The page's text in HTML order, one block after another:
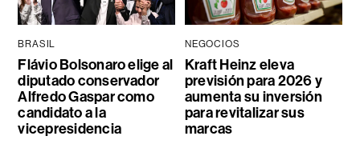
BRASIL
Flávio Bolsonaro elige al
diputado conservador
Alfredo Gaspar como
candidato a la
vicepresidencia
NEGOCIOS
Kraft Heinz eleva
previsión para 2026 y
aumenta su inversión
para revitalizar sus
marcas